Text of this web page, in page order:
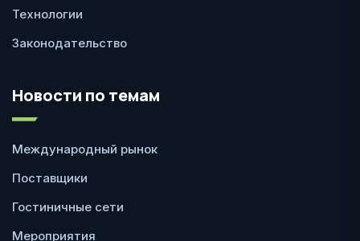
Технологии
Законодательство
Новости по темам
Международный рынок
Поставщики
Гостиничные сети
Мероприятия